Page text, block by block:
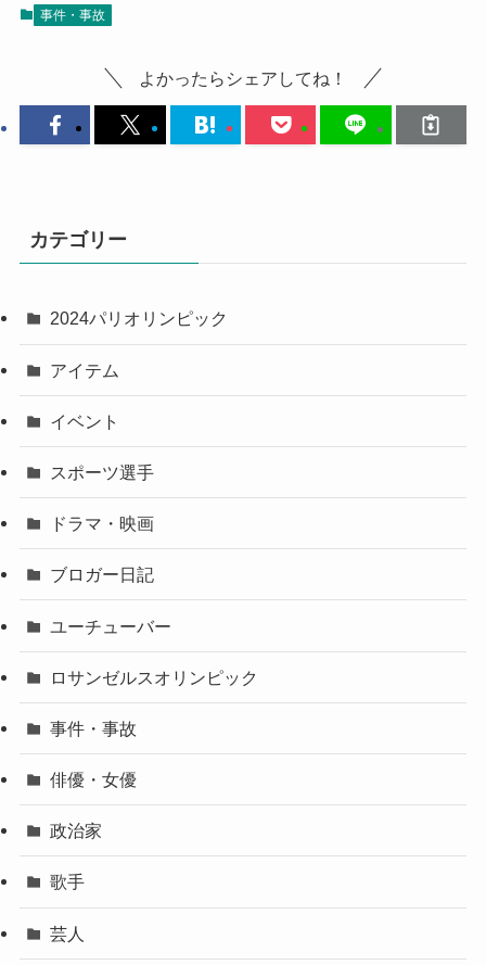
事件・事故
よかったらシェアしてね！
カテゴリー
2024パリオリンピック
アイテム
イベント
スポーツ選手
ドラマ・映画
ブロガー日記
ユーチューバー
ロサンゼルスオリンピック
事件・事故
俳優・女優
政治家
歌手
芸人